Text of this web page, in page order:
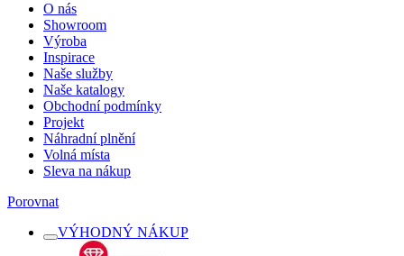
O nás
Showroom
Výroba
Inspirace
Naše služby
Naše katalogy
Obchodní podmínky
Projekt
Náhradní plnění
Volná místa
Sleva na nákup
Porovnat
VÝHODNÝ NÁKUP